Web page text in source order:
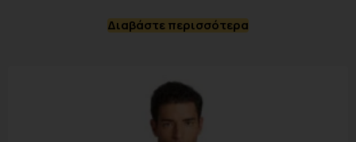
Διαβάστε περισσότερα